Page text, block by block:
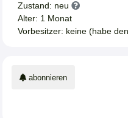
Zustand: neu
Alter: 1 Monat
Vorbesitzer: keine (habe
abonnieren